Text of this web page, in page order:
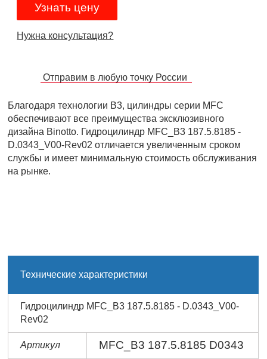
Узнать цену
Нужна консультация?
Отправим в любую точку России
Благодаря технологии B3, цилиндры серии MFC
обеспечивают все преимущества эксклюзивного
дизайна Binotto. Гидроцилиндр MFC_B3 187.5.8185 -
D.0343_V00-Rev02 отличается увеличенным сроком
службы и имеет минимальную стоимость обслуживания
на рынке.
Технические характеристики
Гидроцилиндр MFC_B3 187.5.8185 - D.0343_V00-
Rev02
Артикул MFC_B3 187.5.8185 D0343